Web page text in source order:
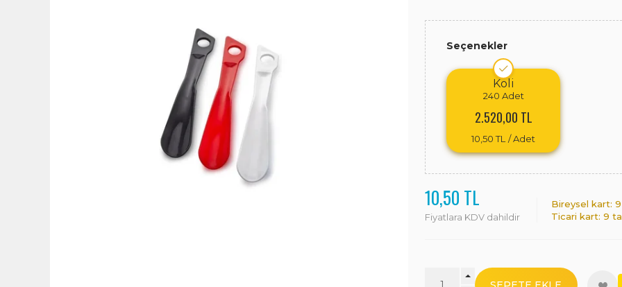
Seçenekler
Koli
240 Adet
2.520,00 TL
10,50 TL / Adet
10,50 TL
Fiyatlara KDV dahildir
Bireysel kart:
Ticari kart: 9